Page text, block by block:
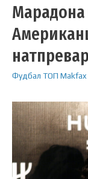
Марадона
Фудбал ТОП Makfax